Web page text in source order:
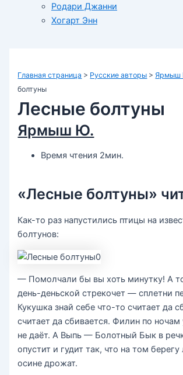
Родари Джанни
Хогарт Энн
Главная страница > Русские авторы > Ярмыш
болтуны
Лесные болтуны
Ярмыш Ю.
Время чтения 2мин.
«Лесные болтуны»
Как-то раз напустились птицы на
болтунов:
— Помолчали бы вы хоть минутку! А
день-деньской стрекочет — сплетни
Кукушка знай се­бе что-то считает да
считает да сбивается. Филин по ночам
не даёт. А Выпь — Болотный Бык в
опустит и гудит так, что на том бе­регу
осине дрожат.